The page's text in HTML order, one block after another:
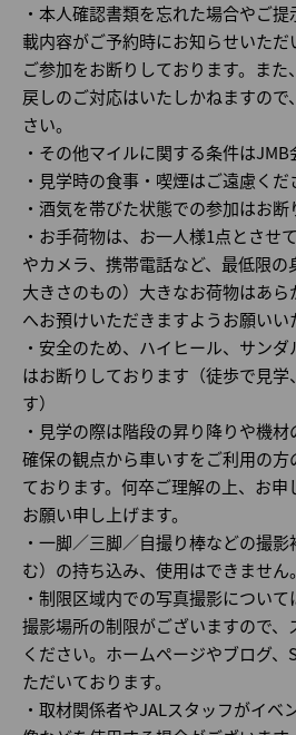
・本人確認書類を忘れた場合やご
載内容がご予約時にお知らせいた
ご参加をお断りしております。ま
戻しのご対応はいたしかねますの
さい。
・その他マイルに関する条件はJMB
・見学時の食事・喫煙はご遠慮くだ
・酒気を帯びた状態での参加はお断
・お手荷物は、お一人様1点とさせ
やカメラ、携帯電話など、最低限
大きさのもの）大きなお荷物はあ
へお預けいただきますようお願いい
・安全のため、ハイヒール、サン
はお断りしております（徒歩で見
す）
・見学の際は階段の昇り降りや機
確保の観点から車いすをご利用の
ております。何卒ご理解の上、お申
お願い申し上げます。
・一脚／三脚／自撮り棒などの撮
む）の持ち込み、使用はできません。
・制限区域内での写真撮影につい
撮影場所の制限がございますので、
ください。ホームページやブログ
ただいております。
・取材関係者やJALスタッフがイベ